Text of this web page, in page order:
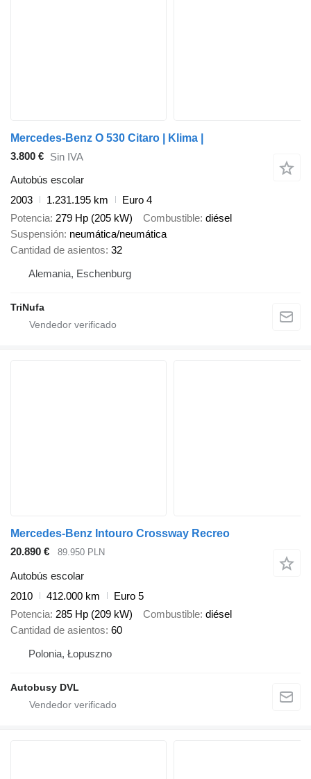
Mercedes-Benz O 530 Citaro | Klima |
3.800 € Sin IVA
Autobús escolar
2003
1.231.195 km
Euro 4
Potencia 279 Hp (205 kW) Combustible diésel
Suspensión neumática/neumática
Cantidad de asientos 32
Alemania, Eschenburg
TriNufa
Mercedes-Benz Intouro Crossway Recreo
20.890 €
89.950 PLN
Autobús escolar
2010
412.000 km
Euro 5
Potencia 285 Hp (209 kW) Combustible diésel
Cantidad de asientos 60
Polonia, Łopuszno
Autobusy DVL